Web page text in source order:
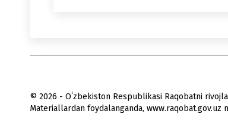
© 2026 - Oʻzbekiston Respublikasi Raqobatni
Materiallardan foydalanganda, www.raqobat.gov.uz